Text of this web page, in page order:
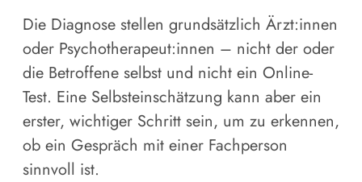
Die Diagnose stellen grundsätzlich Ärzt:innen
oder Psychotherapeut:innen – nicht der oder
die Betroffene selbst und nicht ein Online-
Test. Eine Selbsteinschätzung kann aber ein
erster, wichtiger Schritt sein, um zu erkennen,
ob ein Gespräch mit einer Fachperson
sinnvoll ist.